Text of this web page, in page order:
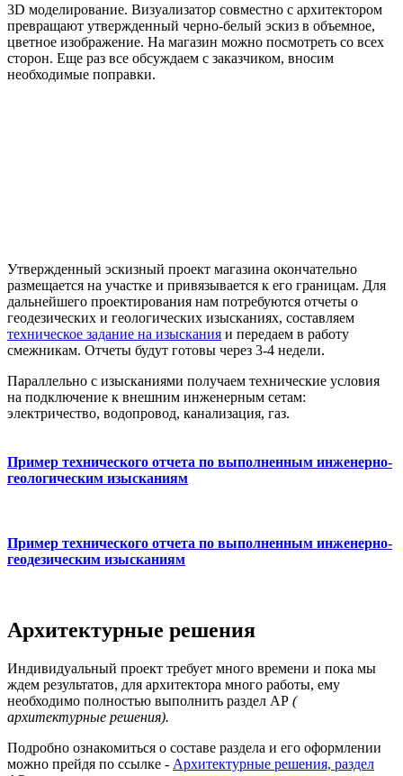
3D моделирование. Визуализатор совместно с архитектором
превращают утвержденный черно-белый эскиз в объемное,
цветное изображение. На магазин можно посмотреть со всех
сторон. Еще раз все обсуждаем с заказчиком, вносим
необходимые поправки.
Утвержденный эскизный проект магазина окончательно
размещается на участке и привязывается к его границам. Для
дальнейшего проектирования нам потребуются отчеты о
геодезических и геологических изысканиях, составляем
техническое задание на изыскания и передаем в работу
смежникам. Отчеты будут готовы через 3-4 недели.
Параллельно с изысканиями получаем технические условия
на подключение к внешним инженерным сетам:
электричество, водопровод, канализация, газ.
Пример технического отчета по выполненным инженерно-
геологическим изысканиям
Пример технического отчета по выполненным инженерно-
геодезическим изысканиям
Архитектурные решения
Индивидуальный проект требует много времени и пока мы
ждем результатов, для архитектора много работы, ему
необходимо полностью выполнить раздел АР (
архитектурные решения).
Подробно ознакомиться о составе раздела и его оформлении
можно прейдя по ссылке - Архитектурные решения, раздел